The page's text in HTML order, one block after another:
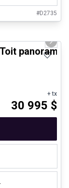
#D2735
Next
+ tx
30 995 $